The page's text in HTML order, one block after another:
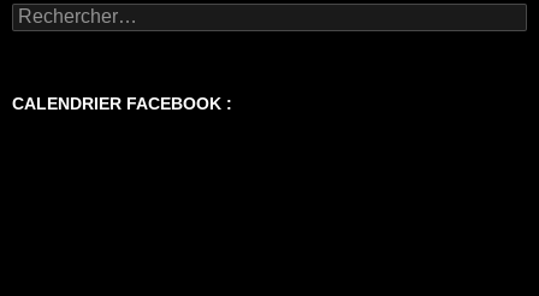
Rechercher :
CALENDRIER FACEBOOK :